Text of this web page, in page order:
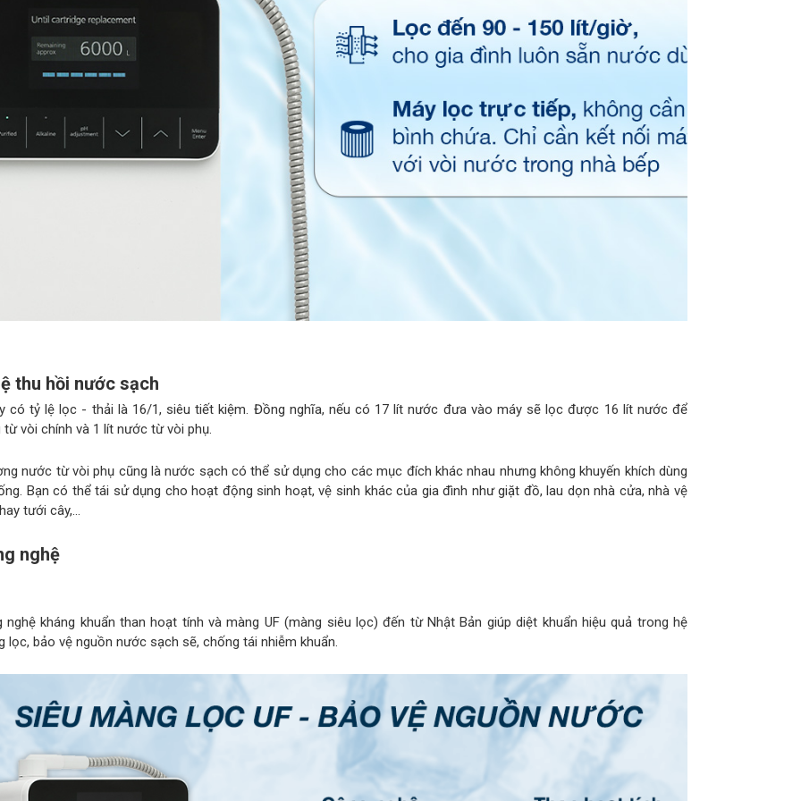
thu hồi nước sạch
có tỷ lệ lọc - thải là 16/1, siêu tiết kiệm. Đồng nghĩa, nếu có 17 lít nước đưa vào máy sẽ lọc được 16 lít nước để
từ vòi chính và 1 lít nước từ vòi phụ.
nước từ vòi phụ cũng là nước sạch có thể sử dụng cho các mục đích khác nhau nhưng không khuyến khích dùng
Bạn có thể tái sử dụng cho hoạt động sinh hoạt, vệ sinh khác của gia đình như giặt đồ, lau dọn nhà cửa, nhà vệ
tưới cây,…
nghệ
nghệ kháng khuẩn than hoạt tính và màng UF (màng siêu lọc) đến từ Nhật Bản giúp diệt khuẩn hiệu quả trong hệ
lọc, bảo vệ nguồn nước sạch sẽ, chống tái nhiễm khuẩn.